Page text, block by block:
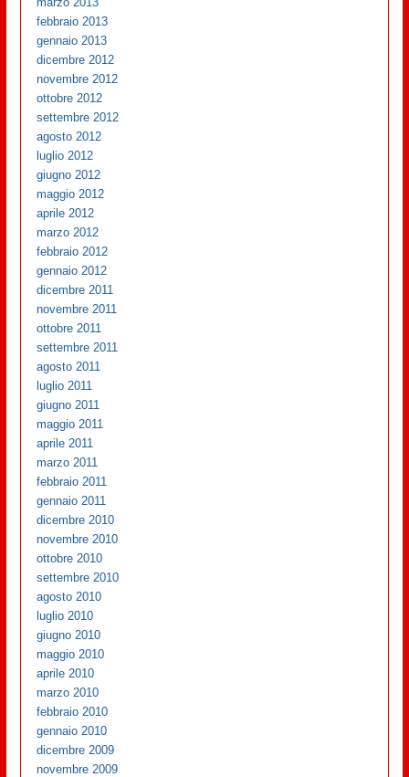
febbraio 2013
gennaio 2013
dicembre 2012
novembre 2012
ottobre 2012
settembre 2012
agosto 2012
luglio 2012
giugno 2012
maggio 2012
aprile 2012
marzo 2012
febbraio 2012
gennaio 2012
dicembre 2011
novembre 2011
ottobre 2011
settembre 2011
agosto 2011
luglio 2011
giugno 2011
maggio 2011
aprile 2011
marzo 2011
febbraio 2011
gennaio 2011
dicembre 2010
novembre 2010
ottobre 2010
settembre 2010
agosto 2010
luglio 2010
giugno 2010
maggio 2010
aprile 2010
marzo 2010
febbraio 2010
gennaio 2010
dicembre 2009
novembre 2009